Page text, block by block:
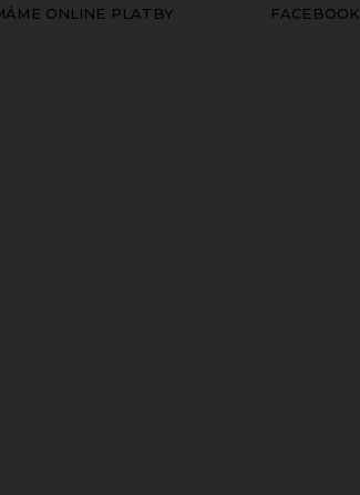
ONLINE PLATBY FACEBOOK